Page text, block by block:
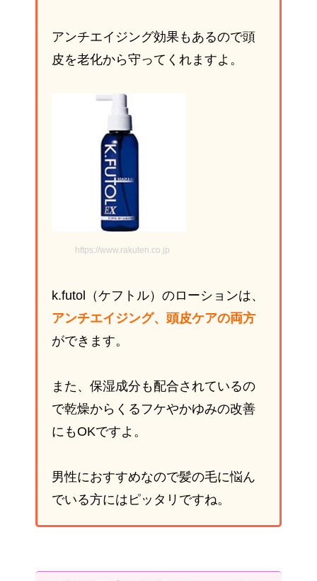
アンチエイジング効果もあるので頭
皮を老化から守ってくれますよ。
https://www.rakuten.co.jp
k.futol（ケフトル）のローションは、
アンチエイジング、頭皮ケアの両方
ができます。
また、保湿成分も配合されているの
で乾燥からくるフケやかゆみの改善
にもOKですよ。
男性におすすめなので髪の毛に悩ん
でいる方にはピッタリですね。